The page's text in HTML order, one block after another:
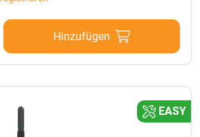
Hinzufügen
EASY